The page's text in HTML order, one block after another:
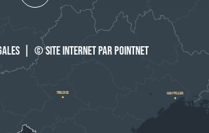
© SITE INTERNET PAR POINTNET